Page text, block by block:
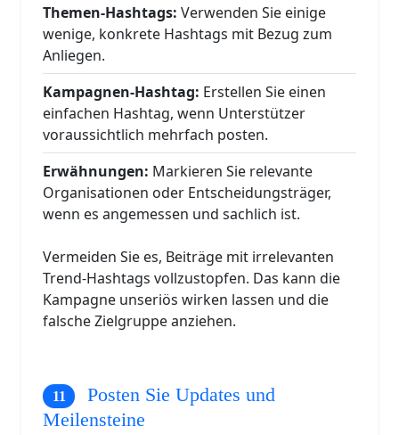
Themen-Hashtags: Verwenden Sie einige
wenige, konkrete Hashtags mit Bezug zum
Anliegen.
Kampagnen-Hashtag: Erstellen Sie einen
einfachen Hashtag, wenn Unterstützer
voraussichtlich mehrfach posten.
Erwähnungen: Markieren Sie relevante
Organisationen oder Entscheidungsträger,
wenn es angemessen und sachlich ist.
Vermeiden Sie es, Beiträge mit irrelevanten
Trend-Hashtags vollzustopfen. Das kann die
Kampagne unseriös wirken lassen und die
falsche Zielgruppe anziehen.
Posten Sie Updates und
Meilensteine